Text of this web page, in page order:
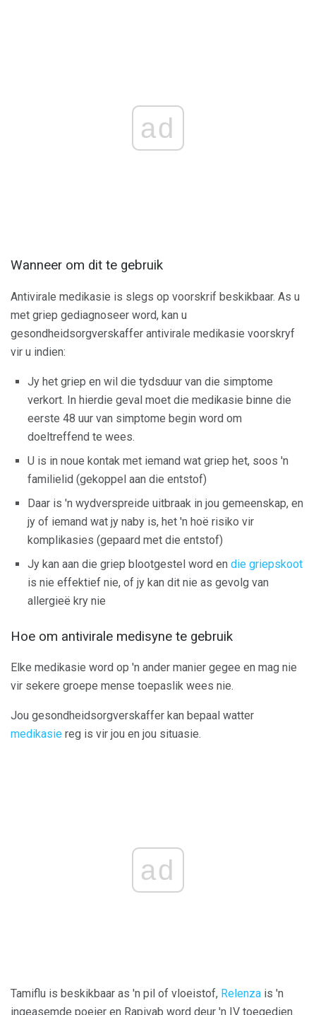
ad
Wanneer om dit te gebruik
Antivirale medikasie is slegs op voorskrif beskikbaar. As u
met griep gediagnoseer word, kan u
gesondheidsorgverskaffer antivirale medikasie voorskryf
vir u indien:
Jy het griep en wil die tydsduur van die simptome
verkort. In hierdie geval moet die medikasie binne die
eerste 48 uur van simptome begin word om
doeltreffend te wees.
U is in noue kontak met iemand wat griep het, soos 'n
familielid (gekoppel aan die entstof)
Daar is 'n wydverspreide uitbraak in jou gemeenskap, en
jy of iemand wat jy naby is, het 'n hoë risiko vir
komplikasies (gepaard met die entstof)
Jy kan aan die griep blootgestel word en die griepskoot
is nie effektief nie, of jy kan dit nie as gevolg van
allergieë kry nie
Hoe om antivirale medisyne te gebruik
Elke medikasie word op 'n ander manier gegee en mag nie
vir sekere groepe mense toepaslik wees nie.
Jou gesondheidsorgverskaffer kan bepaal watter
medikasie reg is vir jou en jou situasie.
ad
Tamiflu is beskikbaar as 'n pil of vloeistof, Relenza is 'n
ingeasemde poeier en Rapivab word deur 'n IV toegedien.